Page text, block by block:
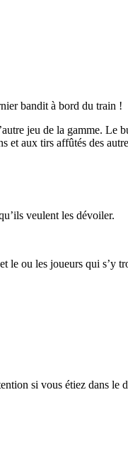
bandit à bord du train !
jeu de la gamme. Le
et aux tirs affûtés des
veulent les dévoiler.
le ou les joueurs qui s’y
si vous étiez dans le